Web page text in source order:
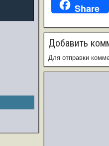
Share
Добавить
Для отправки